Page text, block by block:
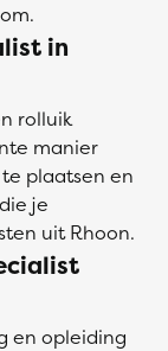
in
rolluik
manier
plaatsen en
je
uit Rhoon.
en opleiding